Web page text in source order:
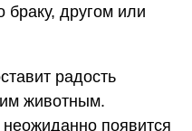
браку, другом или
радость
животным.
появится